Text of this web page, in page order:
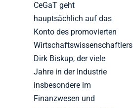
CeGaT geht
hauptsächlich auf das
Konto des promovierten
Wirtschaftswissenschaftlers
Dirk Biskup, der viele
Jahre in der Industrie
insbesondere im
Finanzwesen und